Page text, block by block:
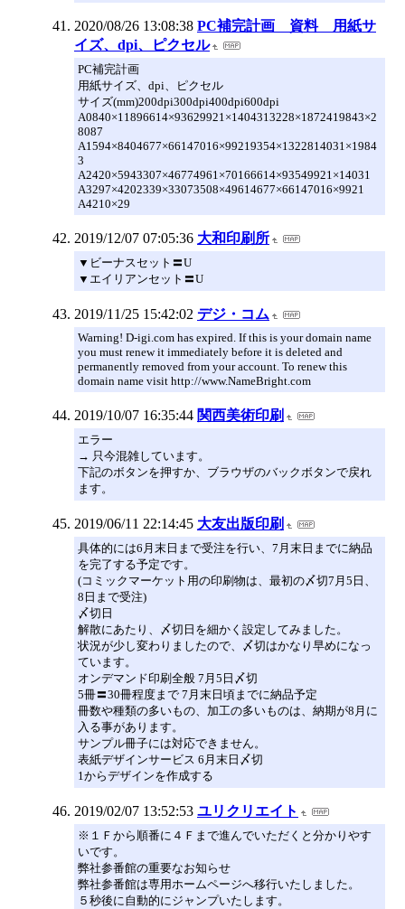
2020/08/26 13:08:38 PC補完計画 資料 用紙サ
イズ、dpi、ピクセル
PC補完計画
用紙サイズ、dpi、ピクセル
サイズ(mm)200dpi300dpi400dpi600dpi
A0840×11896614×93629921×1404313228×1872419843×2
8087
A1594×8404677×66147016×99219354×1322814031×1984
3
A2420×5943307×46774961×70166614×93549921×14031
A3297×4202339×33073508×49614677×66147016×9921
A4210×29
2019/12/07 07:05:36 大和印刷所
▼ビーナスセット〓U
▼エイリアンセット〓U
2019/11/25 15:42:02 デジ・コム
Warning! D-igi.com has expired. If this is your domain name
you must renew it immediately before it is deleted and
permanently removed from your account. To renew this
domain name visit http://www.NameBright.com
2019/10/07 16:35:44 関西美術印刷
エラー
→ 只今混雑しています。
下記のボタンを押すか、ブラウザのバックボタンで戻れ
ます。
2019/06/11 22:14:45 大友出版印刷
具体的には6月末日まで受注を行い、7月末日までに納品
を完了する予定です。
(コミックマーケット用の印刷物は、最初の〆切7月5日、
8日まで受注)
〆切日
解散にあたり、〆切日を細かく設定してみました。
状況が少し変わりましたので、〆切はかなり早めになっ
ています。
オンデマンド印刷全般 7月5日〆切
5冊〓30冊程度まで 7月末日頃までに納品予定
冊数や種類の多いもの、加工の多いものは、納期が8月に
入る事があります。
サンプル冊子には対応できません。
表紙デザインサービス 6月末日〆切
1からデザインを作成する
2019/02/07 13:52:53 ユリクリエイト
※１Ｆから順番に４Ｆまで進んでいただくと分かりやす
いです。
弊社参番館の重要なお知らせ
弊社参番館は専用ホームページへ移行いたしました。
５秒後に自動的にジャンプいたします。